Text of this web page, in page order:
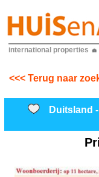
international properties
<<< Terug naar
Duitsland -